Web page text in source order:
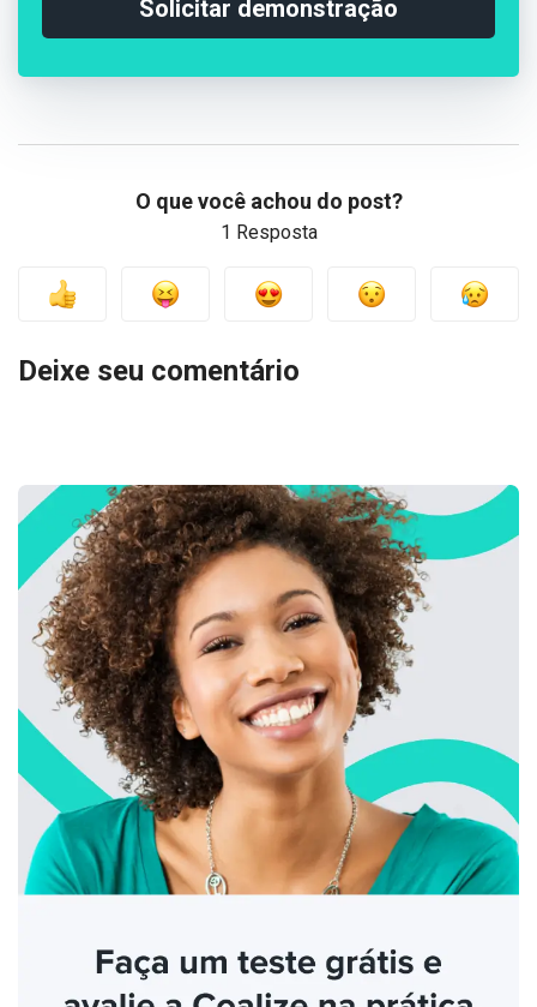
Solicitar demonstração
O que você achou do post?
1 Resposta
Deixe seu comentário